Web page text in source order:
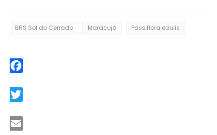
BRS Sol do Cerrado Maracujá Passiflora edulis